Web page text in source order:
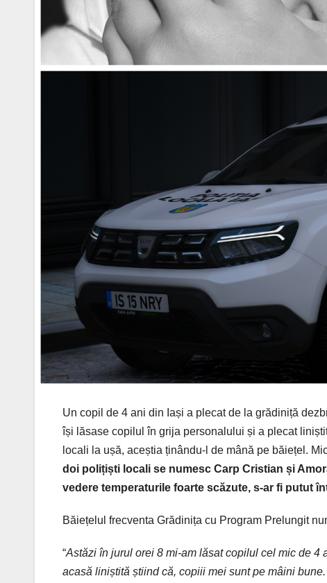
Un copil de 4 ani din Iași a plecat de la grădiniță
își lăsase copilulîn grija personalului și a plecat
locali la ușă, aceștia ținându-l de mână pe băiețel .
doi polițiști locali se numesc Carp Cristian și
vedere temperaturile foarte scăzute, s-ar fi putut
Băiețelul frecventa Grădinița cu Program Prelungit
“Astăzi în jurul orei 8 mi-am lăsat copilul cel mic de 4
acasă liniștită știind că, copiii mei sunt pe mâini